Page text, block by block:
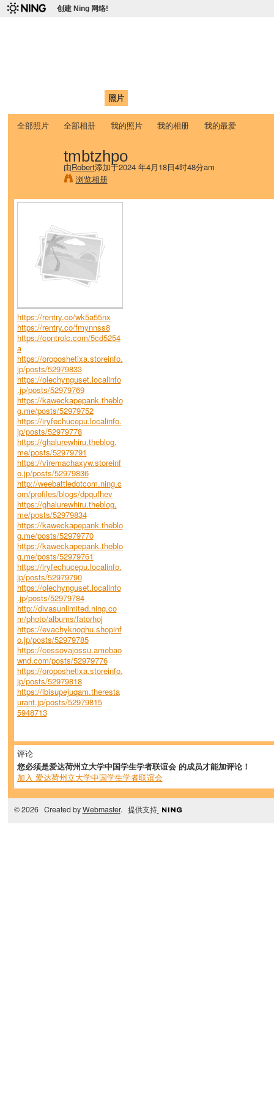
创建 Ning 网络!
照片
全部照片 全部相册 我的照片 我的相册 我的最爱
tmbtzhpo
由Robert添加于2024 年4月18日4时48分am
浏览相册
https://rentry.co/wk5a55nx
https://rentry.co/fmynnss8
https://controlc.com/5cd5254
a
https://oroposhetixa.storeinfo.
jp/posts/52979833
https://olechynguset.localinfo
.jp/posts/52979769
https://kaweckapepank.theblo
g.me/posts/52979752
https://iryfechucepu.localinfo.
jp/posts/52979778
https://ghalurewhiru.theblog.
me/posts/52979791
https://viremachaxyw.storeinf
o.jp/posts/52979836
http://weebattledotcom.ning.c
om/profiles/blogs/dpqufhev
https://ghalurewhiru.theblog.
me/posts/52979834
https://kaweckapepank.theblo
g.me/posts/52979770
https://kaweckapepank.theblo
g.me/posts/52979761
https://iryfechucepu.localinfo.
jp/posts/52979790
https://olechynguset.localinfo
.jp/posts/52979784
http://divasunlimited.ning.co
m/photo/albums/fatorhoj
https://evachyknoghu.shopinf
o.jp/posts/52979785
https://cessovajossu.amebao
wnd.com/posts/52979776
https://oroposhetixa.storeinfo.
jp/posts/52979818
https://ibisupejuqam.theresta
urant.jp/posts/52979815
5948713
评论
您必须是爱达荷州立大学中国学生学者联谊会 的成员才能加评论！
加入 爱达荷州立大学中国学生学者联谊会
© 2026 Created byWebmaster. 提供支持